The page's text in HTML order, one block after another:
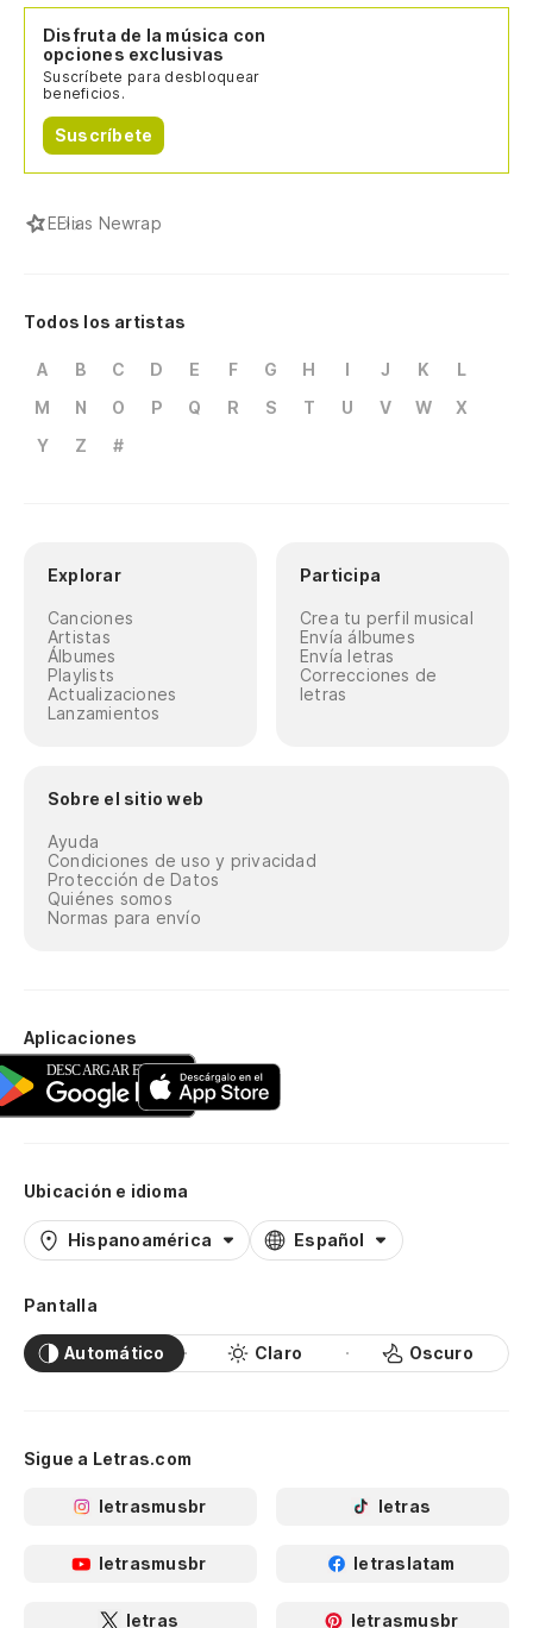
Disfruta de la música con
opciones exclusivas
Suscríbete para desbloquear
beneficios.
Suscríbete
EElias Newrap
Todos los artistas
A B C D E F G H I J K
L
M
N O P Q R S T U V W
X
Y
Z #
Explorar
Canciones
Artistas
Álbumes
Playlists
Actualizaciones
Lanzamientos
Participa
Crea tu perfil musical
Envía álbumes
Envía letras
Correcciones de
letras
Sobre el sitio web
Ayuda
Condiciones de uso y privacidad
Protección de Datos
Quiénes somos
Normas para envío
Aplicaciones
Ubicación e idioma
Hispanoamérica Español
Pantalla
Automático Claro Oscuro
Sigue a Letras.com
letrasmusbr letras
letrasmusbr letraslatam
letras letrasmusbr